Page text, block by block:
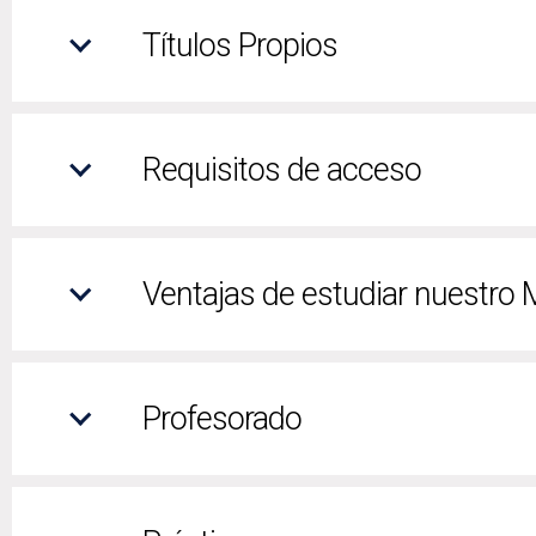
Títulos Propios
Requisitos de acceso
Ventajas de estudiar nuestro
Profesorado